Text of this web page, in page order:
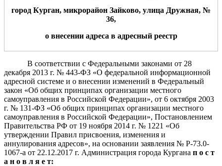
город Курган, микрорайон Зайково, улица Дружная, №
36,
о внесении адреса в адресный реестр
В соответствии с Федеральными законами от 28
декабря 2013 г. № 443-ФЗ «О федеральной информационной
адресной системе и о внесении изменений в Федеральный
закон «Об общих принципах организации местного
самоуправления в Российской Федерации», от 6 октября 2003
г. № 131-ФЗ «Об общих принципах организации местного
самоуправления в Российской Федерации», Постановлением
Правительства РФ от 19 ноября 2014 г. № 1221 «Об
утверждении Правил присвоения, изменения и
аннулирования адресов», на основании заявления № Р-73.0-
1067-а от 22.12.2017 г. Администрация города Кургана п о с т
а н о в л я е т: